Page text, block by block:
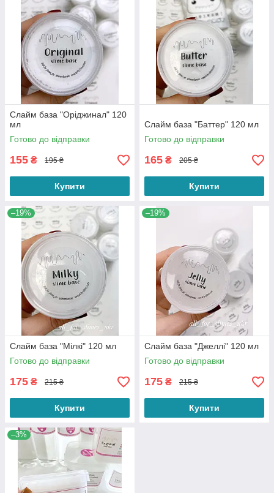
Слайм база "Оріджинал" 120
мл
Готово до відправки
155 ₴ 195 ₴
Купити
Слайм база "Баттер" 120 мл
Готово до відправки
165 ₴ 205 ₴
Купити
–19%
Слайм база "Мілкі" 120 мл
Готово до відправки
175 ₴ 215 ₴
Купити
–19%
Слайм база "Джеллі" 120 мл
Готово до відправки
175 ₴ 215 ₴
Купити
–3%